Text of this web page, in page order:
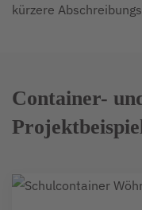
kürzere
Container-